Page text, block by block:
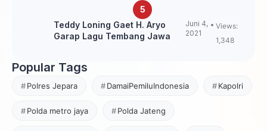
Teddy Loning Gaet H. Aryo
Garap Lagu Tembang Jawa
Juni 4,
2021
Views:
1,348
Popular Tags
Polres Jepara DamaiPemiluIndonesia Kapolri
Polda metro jaya Polda Jateng